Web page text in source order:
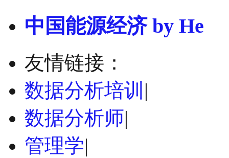
中国能源经济 by He
友情链接：
数据分析培训 |
数据分析师|
管理学|